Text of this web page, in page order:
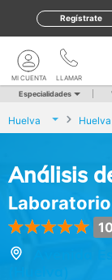
Regístrate
LLAMAR
MI CUENTA
Especialidades
Huelva Huelva
Análisis
10